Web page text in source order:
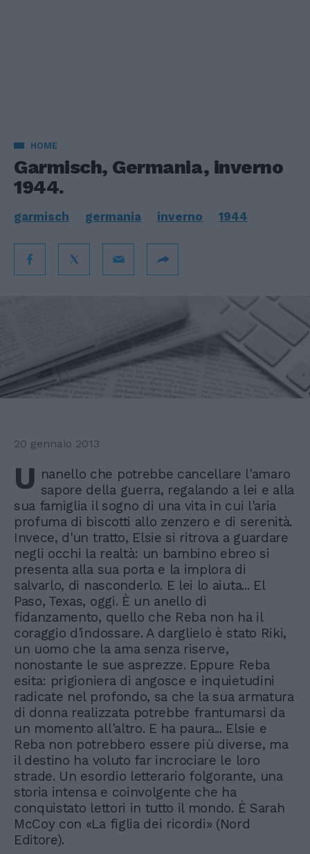
HOME
Garmisch, Germania, inverno
1944.
garmisch germania inverno 1944
20 gennaio 2013
U nanello che potrebbe cancellare l'amaro
sapore della guerra, regalando a lei e alla
sua famiglia il sogno di una vita in cui l'aria
profuma di biscotti allo zenzero e di serenità.
Invece, d'un tratto, Elsie si ritrova a guardare
negli occhi la realtà: un bambino ebreo si
presenta alla sua porta e la implora di
salvarlo, di nasconderlo. E lei lo aiuta... El
Paso, Texas, oggi. È un anello di
fidanzamento, quello che Reba non ha il
coraggio d'indossare. A darglielo è stato Riki,
un uomo che la ama senza riserve,
nonostante le sue asprezze. Eppure Reba
esita: prigioniera di angosce e inquietudini
radicate nel profondo, sa che la sua armatura
di donna realizzata potrebbe frantumarsi da
un momento all'altro. E ha paura... Elsie e
Reba non potrebbero essere più diverse, ma
il destino ha voluto far incrociare le loro
strade. Un esordio letterario folgorante, una
storia intensa e coinvolgente che ha
conquistato lettori in tutto il mondo. È Sarah
McCoy con «La figlia dei ricordi» (Nord
Editore).